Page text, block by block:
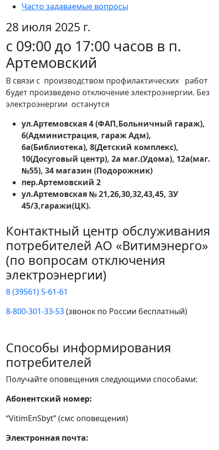
Часто задаваемые вопросы
28 июля 2025 г.
с 09:00 до 17:00 часов в п.
Артемовский
В связи с производством профилактических работ
будет произведено отключение электроэнергии. Без
электроэнергии останутся
ул.Артемовская 4 (ФАП,Больничный гараж),
6(Администрация, гараж Адм),
6а(Библиотека), 8(Детский комплекс),
10(Досуговый центр), 2а маг.(Удома), 12а(маг.
№55), 34 магазин (Подорожник)
пер.Артемовский 2
ул.Артемовская № 21,26,30,32,43,45, ЗУ
45/3,гаражи(ЦК).
Контактный центр обслуживания
потребителей АО «Витимэнерго»
(по вопросам отключения
электроэнергии)
8 (39561) 5-61-61
8-800-301-33-53(звонок по России бесплатный)
Способы информирования
потребителей
Получайте оповещения следующими способами:
Абонентский номер:
“VitimEnSbyt” (смс оповещения)
Электронная почта: